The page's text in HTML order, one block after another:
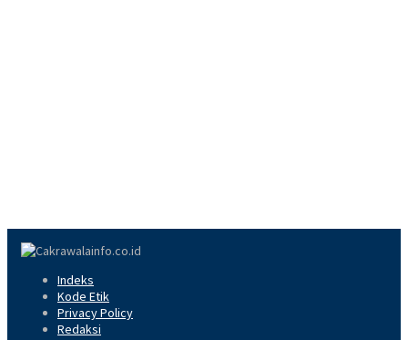
Indeks
Kode Etik
Privacy Policy
Redaksi